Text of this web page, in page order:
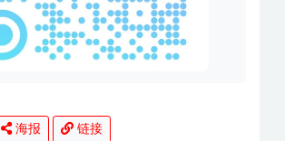
海报 链接